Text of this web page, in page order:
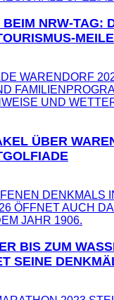
NRW-TAG:
MEILE
ÜBER
BIS ZUM
SEINE